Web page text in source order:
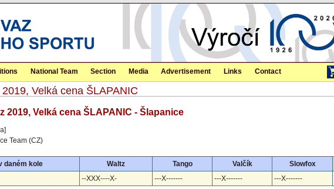
National Team Section Media Advertisement Links Contact
Velká cena ŠLAPANIC
2019, Velká cena ŠLAPANIC - Šlapanice
Team (CZ)
daném kole Waltz Tango Valčík Slowfox
--XXX----X- ---X------- ---X------- ---X-------